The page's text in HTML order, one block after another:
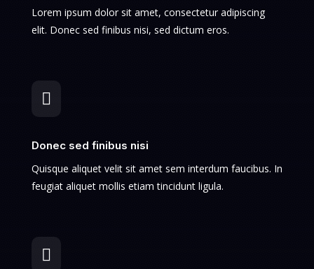
Lorem ipsum dolor sit amet, consectetur adipiscing
elit. Donec sed finibus nisi, sed dictum eros.

Donec sed finibus nisi
Quisque aliquet velit sit amet sem interdum faucibus. In
feugiat aliquet mollis etiam tincidunt ligula.
